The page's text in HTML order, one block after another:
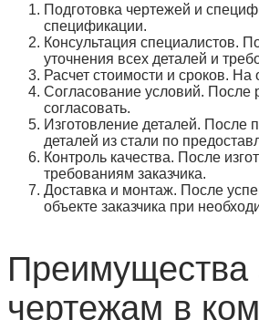
Подготовка чертежей и
спецификации.
Консультация специалистов.
уточнения всех деталей и
Расчет стоимости и сроков.
Согласование условий. После
согласовать.
Изготовление деталей.
деталей из стали по
Контроль качества. После
требованиям заказчика.
Доставка и монтаж. После
объекте заказчика при
Преимущества
чертежам в